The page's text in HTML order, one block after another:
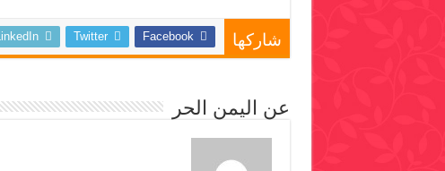
شاركها Facebook
Twitter
LinkedIn
عن اليمن الحر